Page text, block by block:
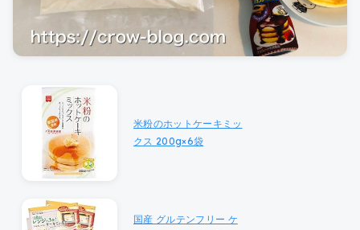
米粉のホットケーキミッ
クス 200g×6袋
国産 グルテンフリー ケ